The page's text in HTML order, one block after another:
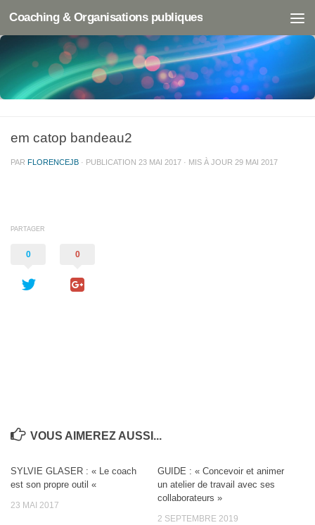
Coaching & Organisations publiques
em catop bandeau2
PAR FLORENCEJB · PUBLICATION 23 MAI 2017 · MIS À JOUR 29 MAI 2017
PARTAGER
0 0
VOUS AIMEREZ AUSSI...
SYLVIE GLASER : « Le coach
est son propre outil «
23 MAI 2017
GUIDE : « Concevoir et animer
un atelier de travail avec ses
collaborateurs »
2 SEPTEMBRE 2019